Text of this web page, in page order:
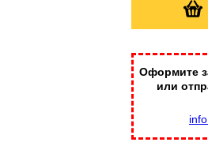
Оформите
или